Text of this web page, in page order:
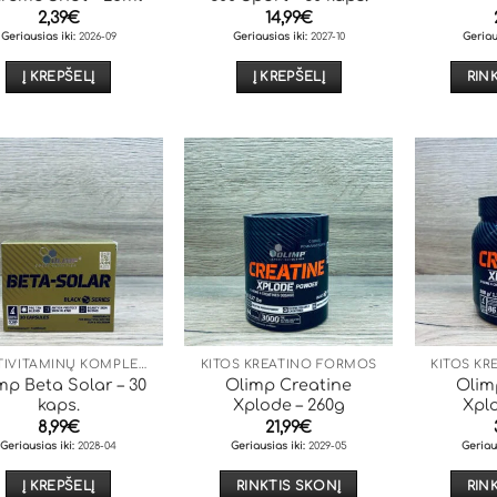
2,39€
Geriausias iki:2026-09
Į KREPŠELĮ
14,99€
Geriausias iki:2027-10
Į KREPŠELĮ
MULTIVITAMINŲ KOMPLEKSAI
Beta Solar – 30
kaps.
8,99€
Geriausias iki: 2028-04
Į KREPŠELĮ
KITOS KREATINO FORMOS
Olimp Creatine
Xplode – 260g
21,99€
Geriausias iki:2029-05
RINKTIS SKONĮ
KITOS